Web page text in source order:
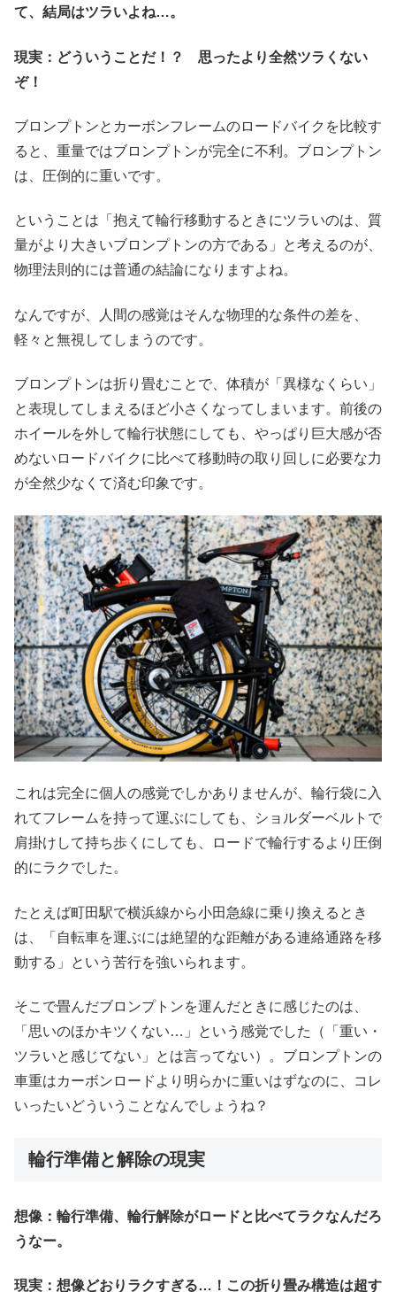
て、結局はツラいよね…。
現実：どういうことだ！？ 思ったより全然ツラくない
ぞ！
ブロンプトンとカーボンフレームのロードバイクを比較す
ると、重量ではブロンプトンが完全に不利。ブロンプトン
は、圧倒的に重いです。
ということは「抱えて輪行移動するときにツラいのは、質
量がより大きいブロンプトンの方である」と考えるのが、
物理法則的には普通の結論になりますよね。
なんですが、人間の感覚はそんな物理的な条件の差を、
軽々と無視してしまうのです。
ブロンプトンは折り畳むことで、体積が「異様なくらい」
と表現してしまえるほど小さくなってしまいます。前後の
ホイールを外して輪行状態にしても、やっぱり巨大感が否
めないロードバイクに比べて移動時の取り回しに必要な力
が全然少なくて済む印象です。
これは完全に個人の感覚でしかありませんが、輪行袋に入
れてフレームを持って運ぶにしても、ショルダーベルトで
肩掛けして持ち歩くにしても、ロードで輪行するより圧倒
的にラクでした。
たとえば町田駅で横浜線から小田急線に乗り換えるとき
は、「自転車を運ぶには絶望的な距離がある連絡通路を移
動する」という苦行を強いられます。
そこで畳んだブロンプトンを運んだときに感じたのは、
「思いのほかキツくない…」という感覚でした（「重い・
ツラいと感じてない」とは言ってない）。ブロンプトンの
車重はカーボンロードより明らかに重いはずなのに、コレ
いったいどういうことなんでしょうね？
輪行準備と解除の現実
想像：輪行準備、輪行解除がロードと比べてラクなんだろ
うなー。
現実：想像どおりラクすぎる…！この折り畳み構造は超す